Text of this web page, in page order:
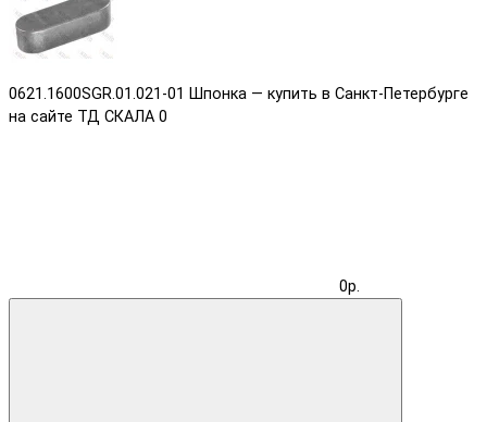
0621.1600SGR.01.021-01 Шпонка — купить в Санкт-Петербурге
на сайте ТД СКАЛА 0
0р.